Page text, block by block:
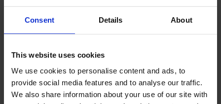
Consent Details About
This website uses cookies
We use cookies to personalise content and ads, to
provide social media features and to analyse our traffic.
We also share information about your use of our site with